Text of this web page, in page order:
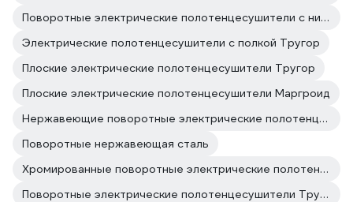
Поворотные электрические полотенцесушители с нижним подключением
Электрические полотенцесушители с полкой Тругор
Плоские электрические полотенцесушители Тругор
Плоские электрические полотенцесушители Маргроид
Нержавеющие поворотные электрические полотенцесушители
Поворотные нержавеющая сталь
Хромированные поворотные электрические полотенцесушители
Поворотные электрические полотенцесушители Тругор